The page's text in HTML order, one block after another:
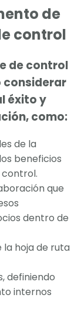
de
control
de control
considerar
éxito y
como:
de la
beneficios
que
dentro de
la hoja de ruta
definiendo
internos